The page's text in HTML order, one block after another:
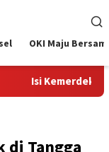
OKI Maju
Lapas Sekayu
di Tangga